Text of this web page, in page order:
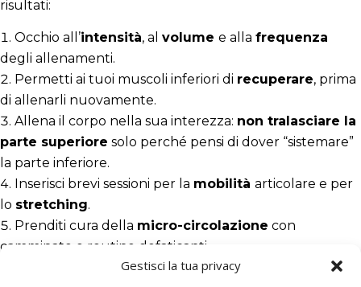
Gestisci la tua privacy
risultati:
Occhio all’intensità, al volume e alla frequenza
degli allenamenti.
Permetti ai tuoi muscoli inferiori di recuperare, prima
di allenarli nuovamente.
Allena il corpo nella sua interezza: non tralasciare la
parte superiore solo perché pensi di dover “sistemare”
la parte inferiore.
Inserisci brevi sessioni per la mobilità articolare e per
lo stretching.
Prenditi cura della micro-circolazione con
camminate o routine defaticanti.
Per dare un’occhiata al nostro metodo di allenamento,